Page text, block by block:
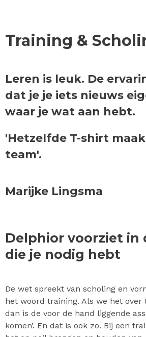
Training &
Leren is leuk. De
dat je je iets nieuws
waar je wat aan hebt.
'Hetzelfde T-shirt
team'.
Marijke Lingsma
Delphior voorziet in
die je nodig hebt
De wet spreekt van scholing en
het woord training. Als we het over
dan is de voor de hand liggende
komen’. En dat is ook zo. Bij een